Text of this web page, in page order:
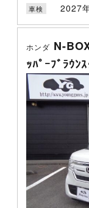
車検 2027
ホンダ N-
ｯﾊﾟｰﾌﾞﾗｳﾝ